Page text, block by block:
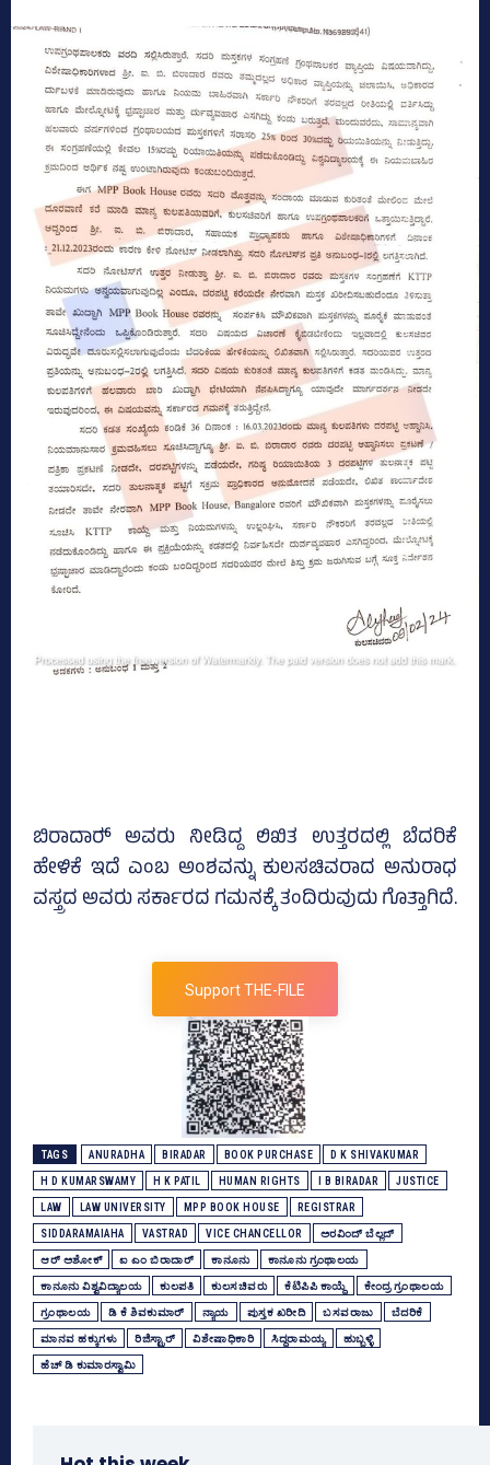
ಬಿರಾದಾರ್‍‌ ಅವರು ನೀಡಿದ್ದ ಲಿಖಿತ ಉತ್ತರದಲ್ಲಿ ಬೆದರಿಕೆ
ಹೇಳಿಕೆ ಇದೆ ಎಂಬ ಅಂಶವನ್ನು ಕುಲಸಚಿವರಾದ ಅನುರಾಧ
ವಸ್ತ್ರದ ಅವರು ಸರ್ಕಾರದ ಗಮನಕ್ಕೆ ತಂದಿರುವುದು ಗೊತ್ತಾಗಿದೆ.
Support THE-FILE
TAGS ANURADHA BIRADAR BOOK PURCHASE D K SHIVAKUMAR
H D KUMARSWAMY H K PATIL HUMAN RIGHTS I B BIRADAR JUSTICE
LAW LAW UNIVERSITY MPP BOOK HOUSE REGISTRAR
SIDDARAMAIAHA VASTRAD VICE CHANCELLOR ಅರವಿಂದ್‌ ಬೆಲ್ಲದ್‌
ಆರ್‌ ಅಶೋಕ್‌ ಐ ಎಂ ಬಿರಾದಾರ್‍‌ ಕಾನೂನು ಕಾನೂನು ಗ್ರಂಥಾಲಯ
ಕಾನೂನು ವಿಶ್ವವಿದ್ಯಾಲಯ ಕುಲಪತಿ ಕುಲಸಚಿವರು ಕೆಟಿಪಿಪಿ ಕಾಯ್ದೆ ಕೇಂದ್ರ ಗ್ರಂಥಾಲಯ
ಗ್ರಂಥಾಲಯ ಡಿ ಕೆ ಶಿವಕುಮಾರ್ ನ್ಯಾಯ ಪುಸ್ತಕ ಖರೀದಿ ಬಸವರಾಜು ಬೆದರಿಕೆ
ಮಾನವ ಹಕ್ಕುಗಳು ರಿಜಿಸ್ಟ್ರಾರ್‌ ವಿಶೇಷಾಧಿಕಾರಿ ಸಿದ್ದರಾಮಯ್ಯ ಹುಬ್ಬಳ್ಳಿ
ಹೆಚ್‌ ಡಿ ಕುಮಾರಸ್ವಾಮಿ